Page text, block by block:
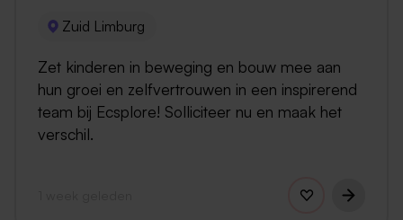
Zuid Limburg
Zet kinderen in beweging en bouw mee aan
hun groei en zelfvertrouwen in een inspirerend
team bij Ecsplore! Solliciteer nu en maak het
verschil.